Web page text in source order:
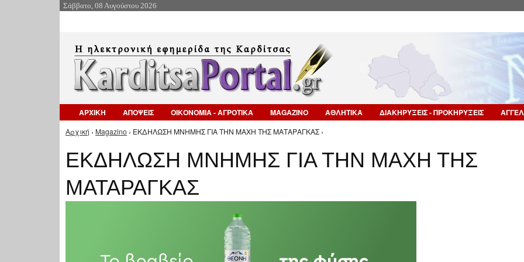
Σάββατο, 08 Αυγούστου 2026
ΑΡΧΙΚΗ ΑΠΟΨΕΙΣ ΟΙΚΟΝΟΜΙΑ - ΑΓΡΟΤΙΚΑ MAGAZINO ΑΘΛΗΤΙΚΑ ΔΙΑΚΗΡΥΞΕΙΣ - ΠΡΟΚΗΡΥΞΕΙΣ
Είστε εδώ
Αρχική › Magazino › ΕΚΔΗΛΩΣΗ ΜΝΗΜΗΣ ΓΙΑ ΤΗΝ ΜΑΧΗ ΤΗΣ ΜΑΤΑΡΑΓΚΑΣ ›
ΕΚΔΗΛΩΣΗ ΜΝΗΜΗΣ ΓΙΑ ΤΗΝ ΜΑΧΗ ΤΗΣ
ΜΑΤΑΡΑΓΚΑΣ